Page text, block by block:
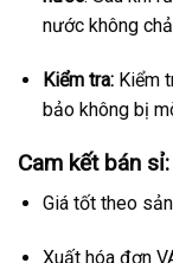
nước không
Kiểm tra:Kiểm
bảo không bị
Cam kết bán sỉ:
Giá tốt theo
Xuất hóa đơn